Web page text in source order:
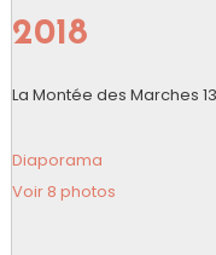
2018
La Montée des Marches
Diaporama
Voir 8 photos